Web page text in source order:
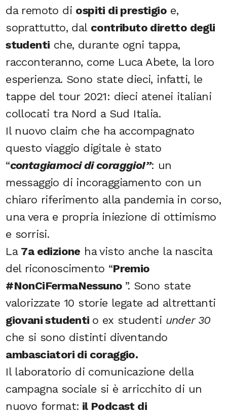
da remoto di ospiti di prestigio e,
soprattutto, dal contributo diretto degli
studenti che, durante ogni tappa,
racconteranno, come Luca Abete, la loro
esperienza. Sono state dieci, infatti, le
tappe del tour 2021: dieci atenei italiani
collocati tra Nord a Sud Italia.
Il nuovo claim che ha accompagnato
questo viaggio digitale è stato
“contagiamoci di coraggio!”: un
messaggio di incoraggiamento con un
chiaro riferimento alla pandemia in corso,
una vera e propria iniezione di ottimismo
e sorrisi.
La 7a edizione ha visto anche la nascita
del riconoscimento “Premio
#NonCiFermaNessuno ”. Sono state
valorizzate 10 storie legate ad altrettanti
giovani studenti o ex studenti under 30
che si sono distinti diventando
ambasciatori di coraggio.
Il laboratorio di comunicazione della
campagna sociale si è arricchito di un
nuovo format: il Podcast di